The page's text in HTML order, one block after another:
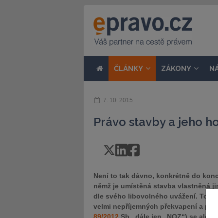
ČLÁNKY ZÁKONY
7. 10. 2015
Právo stavby a jeho
Není to tak dávno, konkrétně do
němž je umístěná stavba vlastněná
dle svého libovolného uvážení. Toto
velmi nepříjemných překvapení a